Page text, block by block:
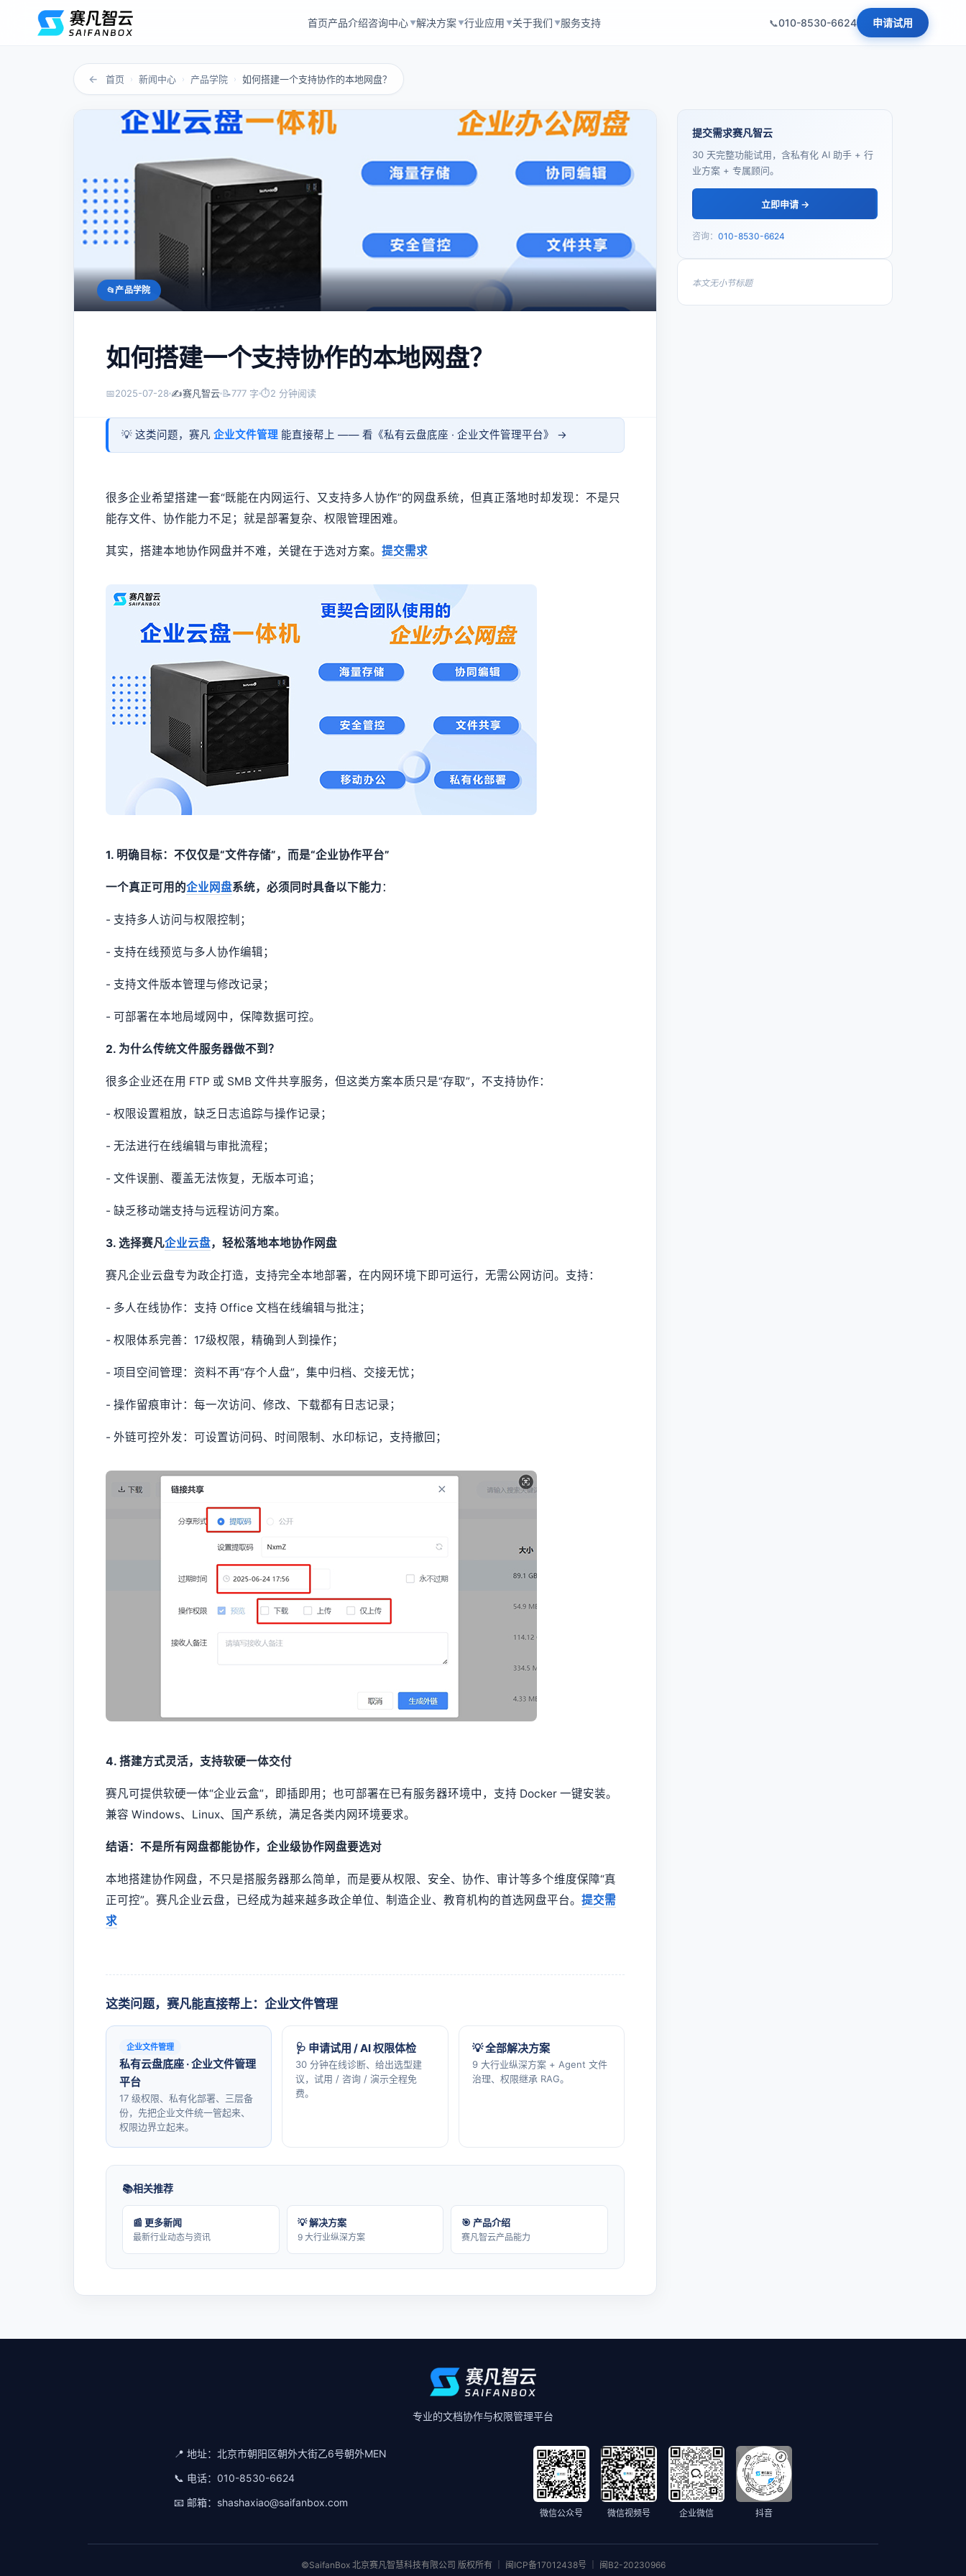
首页产品介绍咨询中心 ▼解决方案 ▼行业应用 ▼关于我们 ▼服务支持 010-8530-6624 申请试用
← 首页 › 新闻中心 › 产品学院 › 如何搭建一个支持协作的本地网盘？
产品学院
如何搭建一个支持协作的本地网盘？
📅2025-07-28 ✍️赛凡智云 📝777 字 ⏱2 分钟阅读
💡 这类问题，赛凡 企业文件管理 能直接帮上 —— 看《私有云盘底座 · 企业文件管理平台》 →
很多企业希望搭建一套“既能在内网运行、又支持多人协作”的网盘系统，但真正落地时却发现：不是只
能存文件、协作能力不足；就是部署复杂、权限管理困难。
其实，搭建本地协作网盘并不难，关键在于选对方案。 提交需求
1. 明确目标：不仅仅是“文件存储”，而是“企业协作平台”
一个真正可用的企业网盘系统，必须同时具备以下能力：
- 支持多人访问与权限控制；
- 支持在线预览与多人协作编辑；
- 支持文件版本管理与修改记录；
- 可部署在本地局域网中，保障数据可控。
2. 为什么传统文件服务器做不到？
很多企业还在用 FTP 或 SMB 文件共享服务，但这类方案本质只是“存取”，不支持协作：
- 权限设置粗放，缺乏日志追踪与操作记录；
- 无法进行在线编辑与审批流程；
- 文件误删、覆盖无法恢复，无版本可追；
- 缺乏移动端支持与远程访问方案。
3. 选择赛凡企业云盘，轻松落地本地协作网盘
赛凡企业云盘专为政企打造，支持完全本地部署，在内网环境下即可运行，无需公网访问。支持：
- 多人在线协作：支持 Office 文档在线编辑与批注；
- 权限体系完善：17级权限，精确到人到操作；
- 项目空间管理：资料不再“存个人盘”，集中归档、交接无忧；
- 操作留痕审计：每一次访问、修改、下载都有日志记录；
- 外链可控外发：可设置访问码、时间限制、水印标记，支持撤回；
4. 搭建方式灵活，支持软硬一体交付
赛凡可提供软硬一体“企业云盒”，即插即用；也可部署在已有服务器环境中，支持 Docker 一键安装。
兼容 Windows、Linux、国产系统，满足各类内网环境要求。
结语：不是所有网盘都能协作，企业级协作网盘要选对
本地搭建协作网盘，不只是搭服务器那么简单，而是要从权限、安全、协作、审计等多个维度保障“真
正可控”。赛凡企业云盘，已经成为越来越多政企单位、制造企业、教育机构的首选网盘平台。 提交需
求
这类问题，赛凡能直接帮上：企业文件管理
企业文件管理
私有云盘底座 · 企业文件管理
平台
17 级权限、私有化部署、三层备
份，先把企业文件统一管起来、
权限边界立起来。
🩺 申请试用 / AI 权限体检
30 分钟在线诊断、给出选型建
议，试用 / 咨询 / 演示全程免
费。
💡 全部解决方案
9 大行业纵深方案 + Agent 文件
治理、权限继承 RAG。
相关推荐
📰 更多新闻
最新行业动态与资讯
💡 解决方案
9 大行业纵深方案
🎯 产品介绍
赛凡智云产品能力
提交需求赛凡智云
30 天完整功能试用，含私有化 AI 助手 + 行
业方案 + 专属顾问。
立即申请 →
咨询： 010-8530-6624
本文无小节标题
专业的文档协作与权限管理平台
📍 地址： 北京市朝阳区朝外大街乙6号朝外MEN
📞 电话： 010-8530-6624
📧 邮箱： shashaxiao@saifanbox.com
微信公众号 微信视频号 企业微信 抖音
©SaifanBox 北京赛凡智慧科技有限公司 版权所有 ｜ 闽ICP备17012438号 ｜ 闽B2-20230966